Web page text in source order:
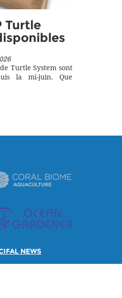
Turtle
de Turtle System sont
la mi-juin. Que
NEWS